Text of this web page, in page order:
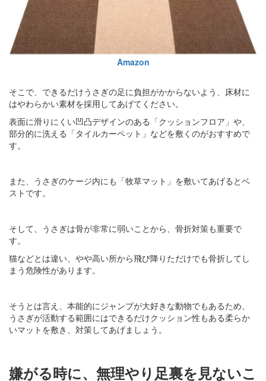
Amazon
そこで、できるだけうさぎの足に負担がかからないよう、床材に
はやわらかい素材を採用してあげてください。
表面に滑りにくい凹凸デザインのある「クッションフロア」や、
部分的に洗える「タイルカーペット」などを敷くのがおすすめで
す。
また、うさぎのケージ内にも「牧草マット」を敷いてあげるとベ
ストです。
そして、うさぎは骨が非常に弱いことから、骨折対策も重要で
す。
猫などとは違い、やや高い所から飛び降りただけでも骨折してし
まう危険性があります。
そうとは言え、本能的にジャンプが大好きな動物でもあるため、
うさぎが活動する範囲にはできるだけクッション性もある柔らか
いマットを敷き、対策してあげましょう。
嫌がる時に、無理やり足裏を見ないこ